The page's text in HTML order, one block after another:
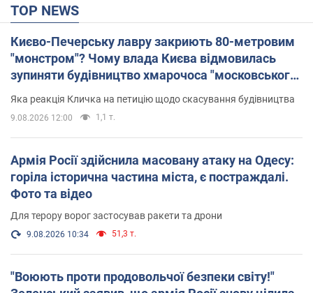
TOP NEWS
Києво-Печерську лавру закриють 80-метровим
"монстром"? Чому влада Києва відмовилась
зупиняти будівництво хмарочоса "московського
вірянина"
Яка реакція Кличка на петицію щодо скасування будівництва
9.08.2026 12:00 1,1 т.
Армія Росії здійснила масовану атаку на Одесу:
горіла історична частина міста, є постраждалі.
Фото та відео
Для терору ворог застосував ракети та дрони
9.08.2026 10:34 51,3 т.
"Воюють проти продовольчої безпеки світу!"